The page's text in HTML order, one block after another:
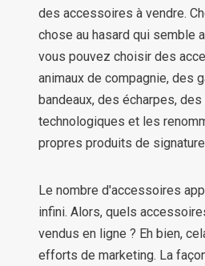
des accessoires à vendre.
chose au hasard qui semble
vous pouvez choisir des
animaux de compagnie, des
bandeaux, des écharpes,
technologiques et les
propres produits de
Le nombre d'accessoires
infini. Alors, quels
vendus en ligne ? Eh bien,
efforts de marketing. La